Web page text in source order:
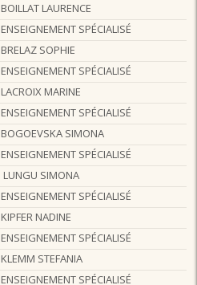
BOILLAT LAURENCE
ENSEIGNEMENT SPÉCIALISÉ
BRELAZ SOPHIE
ENSEIGNEMENT SPÉCIALISÉ
LACROIX MARINE
ENSEIGNEMENT SPÉCIALISÉ
BOGOEVSKA SIMONA
ENSEIGNEMENT SPÉCIALISÉ
LUNGU SIMONA
ENSEIGNEMENT SPÉCIALISÉ
KIPFER NADINE
ENSEIGNEMENT SPÉCIALISÉ
KLEMM STEFANIA
ENSEIGNEMENT SPÉCIALISÉ